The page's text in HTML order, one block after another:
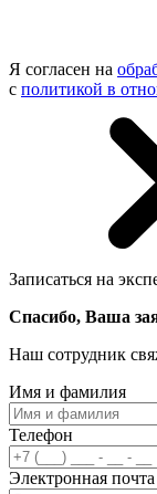
Я согласен на
с политикой в
Записаться на
Спасибо, Ваша
Наш сотрудник
Имя и фамилия
Телефон
Электронная почта